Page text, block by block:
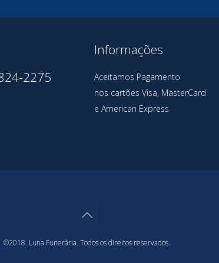
2275
Informações
Aceitamos Pagamento
nos cartões Visa, MasterCard
e American Express
©2018. Luna Funerária. Todos os direitos reservados.